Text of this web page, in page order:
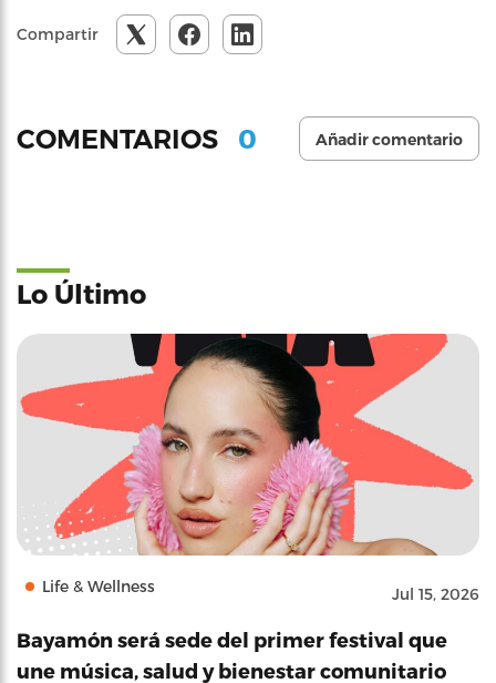
Compartir
COMENTARIOS 0 Añadir comentario
Lo Último
Life & Wellness Jul 15, 2026
Bayamón será sede del primer festival que
une música, salud y bienestar comunitario